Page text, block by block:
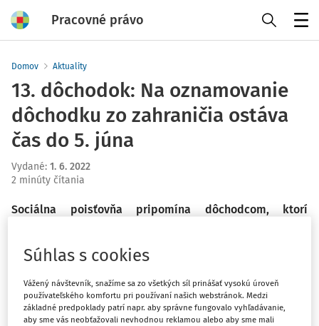
Pracovné právo
Domov Aktuality
13. dôchodok: Na oznamovanie
dôchodku zo zahraničia ostáva
čas do 5. júna
Vydané: 1. 6. 2022
2 minúty čítania
Sociálna poisťovňa pripomína dôchodcom, ktorí
dôchodku majú posledné dni. Pre zjednodušenie tohto
procesu je pripravený elektronický formulár.
Sumu naposledy vyplateného dôchodku je potrebné
Súhlas s cookies
Vážený návštevník, snažíme sa zo všetkých síl prinášať vysokú úroveň
používateľského komfortu pri používaní našich webstránok. Medzi
základné predpoklady patrí napr. aby správne fungovalo vyhľadávanie,
aby sme vás neobťažovali nevhodnou reklamou alebo aby sme mali